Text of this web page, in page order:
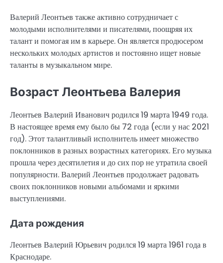
Валерий Леонтьев также активно сотрудничает с
молодыми исполнителями и писателями, поощряя их
талант и помогая им в карьере. Он является продюсером
нескольких молодых артистов и постоянно ищет новые
таланты в музыкальном мире.
Возраст Леонтьева Валерия
Леонтьев Валерий Иванович родился 19 марта 1949 года.
В настоящее время ему было бы 72 года (если у нас 2021
год). Этот талантливый исполнитель имеет множество
поклонников в разных возрастных категориях. Его музыка
прошла через десятилетия и до сих пор не утратила своей
популярности. Валерий Леонтьев продолжает радовать
своих поклонников новыми альбомами и яркими
выступлениями.
Дата рождения
Леонтьев Валерий Юрьевич родился 19 марта 1961 года в
Краснодаре.